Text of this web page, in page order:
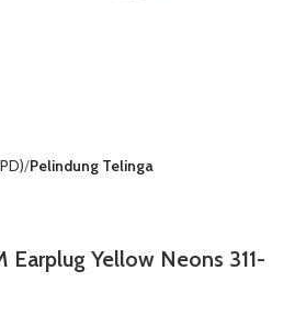
Pelindung Telinga
Earplug Yellow Neons 311-